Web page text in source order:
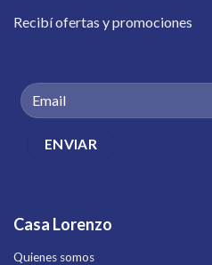
Recibí ofertas y promociones
Casa Lorenzo
Quienes somos